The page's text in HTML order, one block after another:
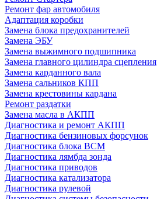
Ремонт фар автомобиля
Адаптация коробки
Замена блока предохранителей
Замена ЭБУ
Замена выжимного подшипника
Замена главного цилиндра сцепления
Замена карданного вала
Замена сальников КПП
Замена крестовины кардана
Ремонт раздатки
Замена масла в АКПП
Диагностика и ремонт АКПП
Диагностика бензиновых форсунок
Диагностика блока BCM
Диагностика лямбда зонда
Диагностика приводов
Диагностика катализатора
Диагностика рулевой